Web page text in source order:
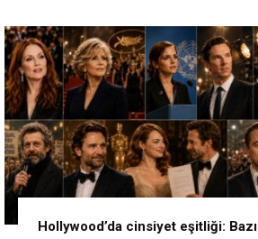
Hollywood’da cinsiyet eşitliği: Bazı